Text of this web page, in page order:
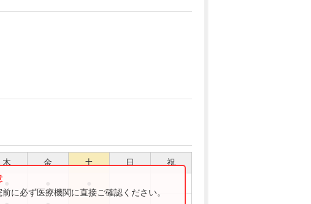
木 金 土 日 祝
に必ず医療機関に直接ご確認ください。